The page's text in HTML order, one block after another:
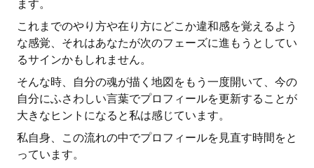
ます。
これまでのやり方や在り方にどこか違和感を覚えるよう
な感覚、それはあなたが次のフェーズに進もうとしてい
るサインかもしれません。
そんな時、自分の魂が描く地図をもう一度開いて、今の
自分にふさわしい言葉でプロフィールを更新することが
大きなヒントになると私は感じています。
私自身、この流れの中でプロフィールを見直す時間をと
っています。